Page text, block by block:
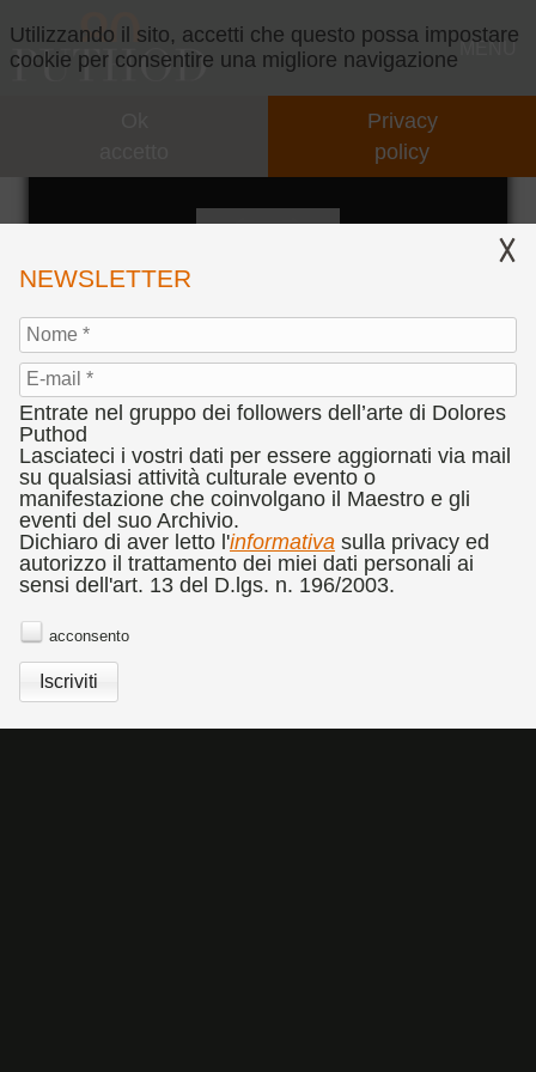
Utilizzando il sito, accetti che questo possa impostare
cookie per consentire una migliore navigazione
Privacy
policy
MENU
COLLABORAZIONI
PRESENTAZIONI
CENNI BIOGRAFICI
CATALOGO
PARTNERS
CONCORSI
BANDO CONCORSO D’ARTE DOLORES PUTHOD
"L'ANIMA DEL SEGNO TEATRALE"
BANDO CONCORSO DI FOTOGRAFIA DOLORES
PUTHOD
PRESS
RASSEGNA STAMPA
COMMEDIA DELL'ARTE
NEWSLETTER
"VASI RIFLESSI", 2001
olio su tela, cm. 80 x 60
Cookies Policy
NEWSLETTER
Entrate nel gruppo dei followers dell’arte di Dolores
Puthod
Lasciateci i vostri dati per essere aggiornati via mail
su qualsiasi attività culturale evento o
manifestazione che coinvolgano il Maestro e gli
eventi del suo Archivio.
Dichiaro di aver letto l'informativa sulla privacy ed
autorizzo il trattamento dei miei dati personali ai
sensi dell'art. 13 del D.lgs. n. 196/2003.
acconsento